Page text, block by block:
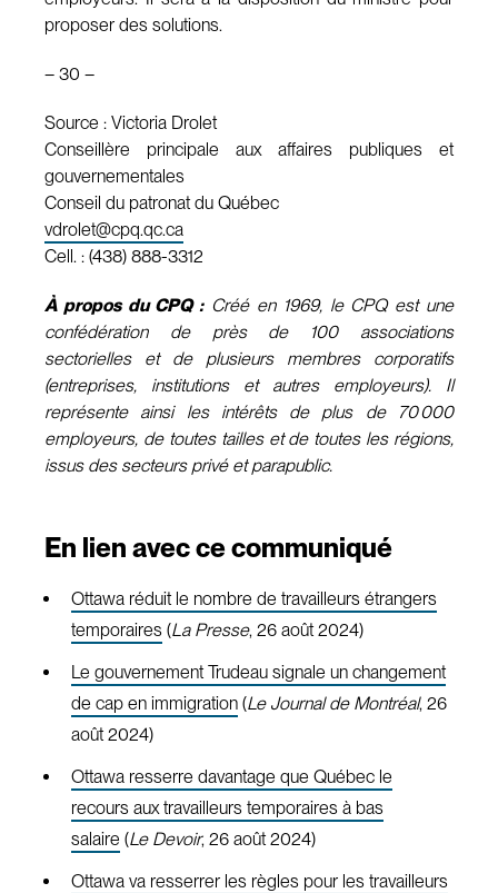
proposer des solutions.
– 30 –
Source : Victoria Drolet
Conseillère principale aux affaires publiques et
gouvernementales
Conseil du patronat du Québec
vdrolet@cpq.qc.ca
Cell. : (438) 888-3312
À propos du CPQ :Créé en 1969, le CPQ est une
confédération de près de 100 associations
sectorielles et de plusieurs membres corporatifs
(entreprises, institutions et autres employeurs). Il
représente ainsi les intérêts de plus de 70 000
employeurs, de toutes tailles et de toutes les régions,
issus des secteurs privé et parapublic.
En lien avec ce communiqué
Ottawa réduit le nombre de travailleurs étrangers
temporaires (La Presse, 26 août 2024)
Le gouvernement Trudeau signale un changement
de cap en immigration (Le Journal de Montréal, 26
août 2024)
Ottawa resserre davantage que Québec le
recours aux travailleurs temporaires à bas
salaire (Le Devoir, 26 août 2024)
Ottawa va resserrer les règles pour les travailleurs